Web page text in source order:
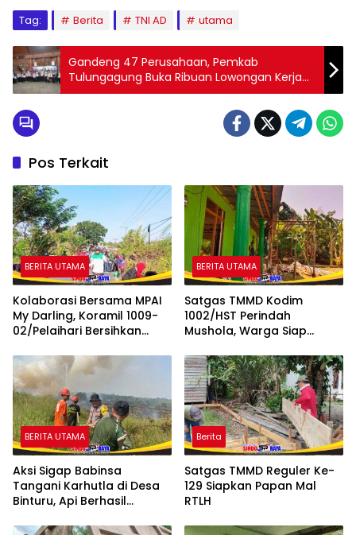
Tag: Berita TNI AD utama
Gandeng 47 Perusahaan, Pemkab
Tulungagung Buka Ribuan Lowongan Kerja
untuk Dongkrak Kesejahteraan Masyarakat
Pos Terkait
BERITA UTAMA
Kolaborasi Bersama MPAI
My Darling, Koramil 1009-
02/Pelaihari Bersihkan
Atu-Atu
BERITA UTAMA
Satgas TMMD Kodim
1002/HST Perindah
Mushola, Warga Siap
Lebih Nyaman
BERITA UTAMA
Aksi Sigap Babinsa
Tangani Karhutla di Desa
Binturu, Api Berhasil
Berita
Satgas TMMD Reguler Ke-
129 Siapkan Papan Mal
RTLH